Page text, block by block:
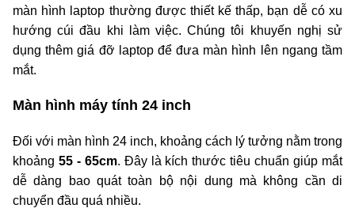
màn hình laptop thường được thiết kế thấp, bạn dễ có xu
hướng cúi đầu khi làm việc. Chúng tôi khuyến nghị sử
dụng thêm giá đỡ laptop để đưa màn hình lên ngang tầm
mắt.
Màn hình máy tính 24 inch
Đối với màn hình 24 inch, khoảng cách lý tưởng nằm trong
khoảng 55 - 65cm. Đây là kích thước tiêu chuẩn giúp mắt
dễ dàng bao quát toàn bộ nội dung mà không cần di
chuyển đầu quá nhiều.